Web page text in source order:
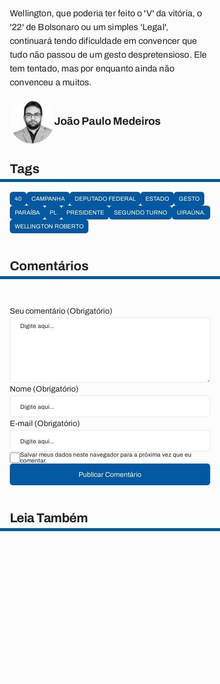
Wellington, que poderia ter feito o 'V' da vitória, o
'22' de Bolsonaro ou um simples 'Legal',
continuará tendo dificuldade em convencer que
tudo não passou de um gesto despretensioso. Ele
tem tentado, mas por enquanto ainda não
convenceu a muitos.
João Paulo Medeiros
Tags
40 CAMPANHA DEPUTADO FEDERAL ESTADO
GESTO
PARAÍBA
PL PRESIDENTE SEGUNDO TURNO
UIRAÚNA.
WELLINGTON ROBERTO
Comentários
Seu comentário (Obrigatório)
Nome (Obrigatório)
E-mail (Obrigatório)
Salvar meus dados neste navegador para a próxima vez que eu
comentar.
Publicar Comentário
Leia Também